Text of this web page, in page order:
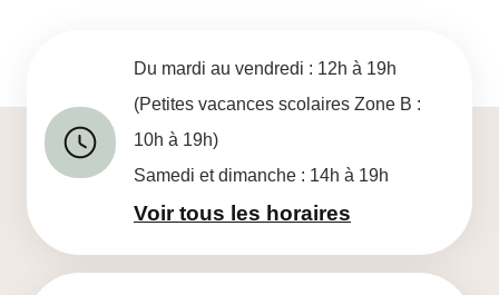
Du mardi au vendredi : 12h à 19h
(Petites vacances scolaires Zone B :
10h à 19h)
Samedi et dimanche : 14h à 19h
Voir tous les horaires